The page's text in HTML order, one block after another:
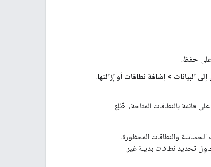
حفظ.
البيانات > إضافة نطاقات أو إزالتها.
قائمة بالنطاقات المتاحة، اطّلِع
الحساسة والنطاقات المحظورة.
تحديد نطاقات بديلة غير